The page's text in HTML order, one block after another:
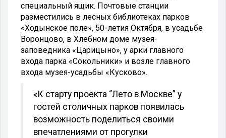
специальный ящик. Почтовые станции
разместились в лесных библиотеках парков
«Ходынское поле», 50-летия Октября, в усадьбе
Воронцово, в Хлебном доме музея-
заповедника «Царицыно», у арки главного
входа парка «Сокольники» и возле главного
входа музея-усадьбы «Кусково».
«К старту проекта “Лето в Москве” у
гостей столичных парков появилась
возможность поделиться своими
впечатлениями от прогулки